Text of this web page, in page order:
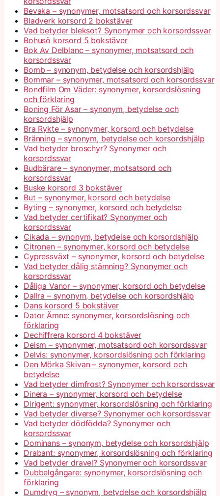
Bevaka – synonymer, motsatsord och korsordssvar
Bladverk korsord 2 bokstäver
Vad betyder bleksot? Synonymer och korsordssvar
Bohusö korsord 5 bokstäver
Bok Av Delblanc – synonymer, motsatsord och
korsordssvar
Bomb – synonym, betydelse och korsordshjälp
Bommar – synonymer, motsatsord och korsordssvar
Bondfilm Om Väder: synonymer, korsordslösning
och förklaring
Boning För Asar – synonym, betydelse och
korsordshjälp
Bra Rykte – synonymer, korsord och betydelse
Bränning – synonym, betydelse och korsordshjälp
Vad betyder broschyr? Synonymer och
korsordssvar
Budbärare – synonymer, motsatsord och
korsordssvar
Buske korsord 3 bokstäver
But – synonymer, korsord och betydelse
Byting – synonymer, korsord och betydelse
Vad betyder certifikat? Synonymer och
korsordssvar
Cikada – synonym, betydelse och korsordshjälp
Citronen – synonymer, korsord och betydelse
Cypressväxt – synonymer, korsord och betydelse
Vad betyder dålig stämning? Synonymer och
korsordssvar
Dåliga Vanor – synonymer, korsord och betydelse
Dallra – synonym, betydelse och korsordshjälp
Dans korsord 5 bokstäver
Dator Ämne: synonymer, korsordslösning och
förklaring
Dechiffrera korsord 4 bokstäver
Deism – synonymer, motsatsord och korsordssvar
Delvis: synonymer, korsordslösning och förklaring
Den Mörka Skivan – synonymer, korsord och
betydelse
Vad betyder dimfrost? Synonymer och korsordssvar
Dinera – synonymer, korsord och betydelse
Dirigent: synonymer, korsordslösning och förklaring
Vad betyder diverse? Synonymer och korsordssvar
Vad betyder dödfödda? Synonymer och
korsordssvar
Dominans – synonym, betydelse och korsordshjälp
Drabant: synonymer, korsordslösning och förklaring
Vad betyder dravel? Synonymer och korsordssvar
Dubbelgångare: synonymer, korsordslösning och
förklaring
Dumdryg – synonym, betydelse och korsordshjälp